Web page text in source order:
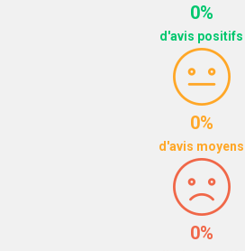
0%
d'avis positifs
0%
d'avis moyens
0%